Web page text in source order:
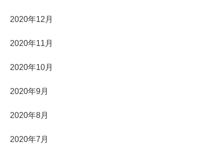
2020年12月
2020年11月
2020年10月
2020年9月
2020年8月
2020年7月